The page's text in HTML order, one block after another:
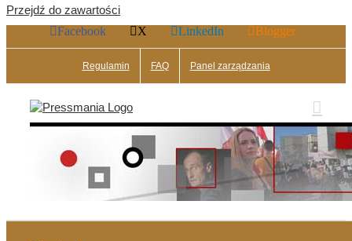
Przejdź do zawartości
Facebook
X LinkedIn Blogger
Regulamin FAQ Panel zarządzania